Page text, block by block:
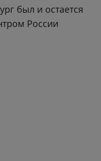
был и остается
России